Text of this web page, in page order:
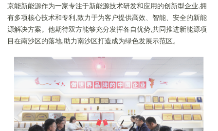
京能新能源作为一家专注于新能源技术研发和应用的创新型企业,拥
有多项核心技术和专利,致力于为客户提供高效、智能、安全的新能
源解决方案。他期待双方能够充分发挥各自优势,共同推进新能源项
目在南沙区的落地,助力南沙区打造成为绿色发展示范区。